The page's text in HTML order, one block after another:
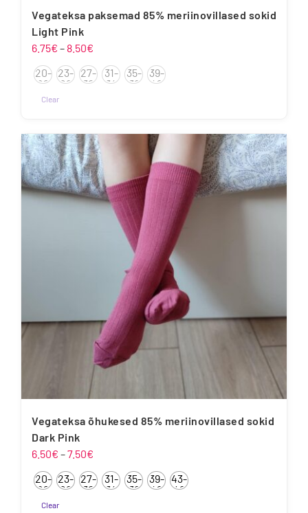
Vegateksa paksemad 85% meriinovillased sokid
Light Pink
6.75€ – 8.50€
6.75€
kuni
20-
22
23-
26
27-
30
31-
34
35-
38
39-
42
Clear
tootel
on
mitu
varianti.
Valikuid
Vegateksa õhukesed 85% meriinovillased sokid
Dark Pink
6.50€ –7.50€
6.50€
kuni
20-
22
23-
26
27-
30
31-
34
35-
38
39-
42
43-
46
Clear